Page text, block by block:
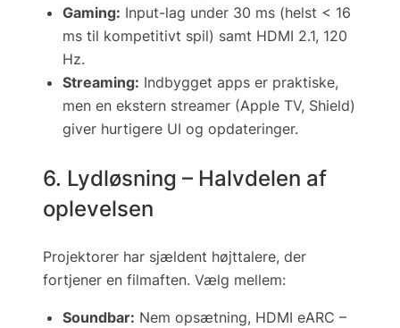
Gaming: Input-lag under 30 ms (helst < 16
ms til kompetitivt spil) samt HDMI 2.1, 120
Hz.
Streaming: Indbygget apps er praktiske,
men en ekstern streamer (Apple TV, Shield)
giver hurtigere UI og opdateringer.
6. Lydløsning – Halvdelen af
oplevelsen
Projektorer har sjældent højttalere, der
fortjener en film­aften. Vælg mellem:
Soundbar: Nem opsætning, HDMI eARC –